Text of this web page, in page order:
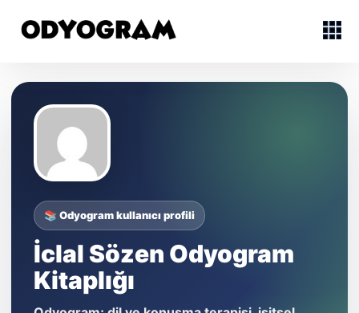
📚 Odyogram kullanıcı profili
İclal Sözen Odyogram
Kitaplığı